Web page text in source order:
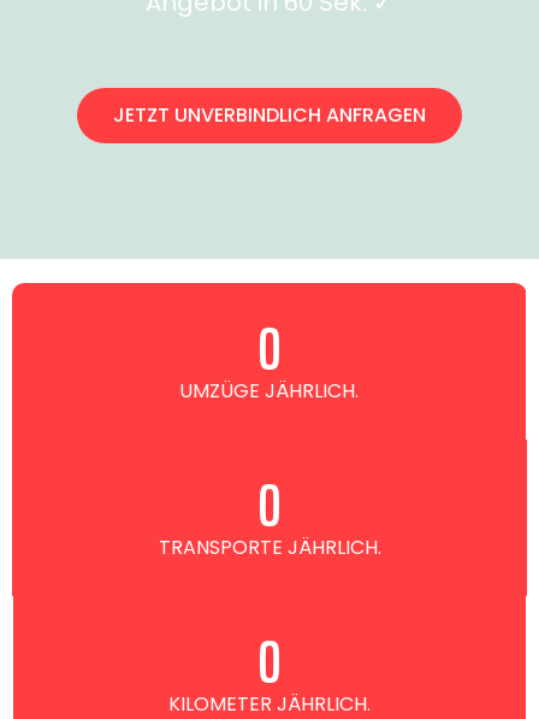
JETZT UNVERBINDLICH ANFRAGEN
UMZÜGE JÄHRLICH.
0
TRANSPORTE JÄHRLICH.
0
KILOMETER JÄHRLICH.
0